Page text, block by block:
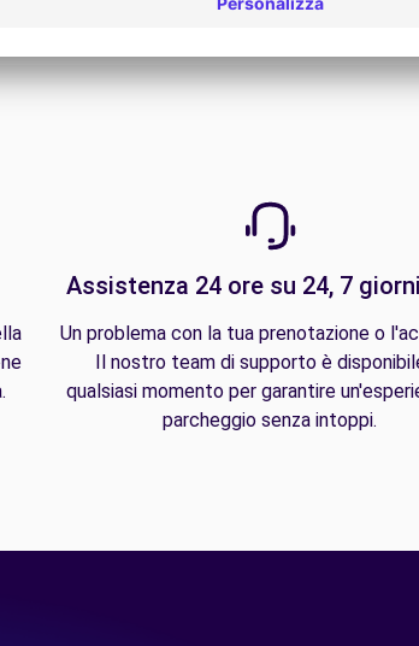
Assistenza 24 ore su 24, 7
Un problema con la tua prenotazione o
Il nostro team di supporto è
qualsiasi momento per garantire
parcheggio senza intoppi.